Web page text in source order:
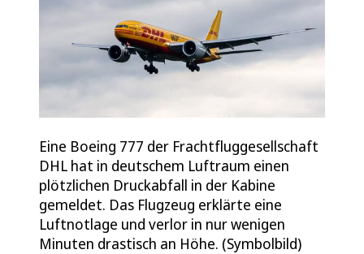
Eine Boeing 777 der Frachtfluggesellschaft
DHL hat in deutschem Luftraum einen
plötzlichen Druckabfall in der Kabine
gemeldet. Das Flugzeug erklärte eine
Luftnotlage und verlor in nur wenigen
Minuten drastisch an Höhe. (Symbolbild)